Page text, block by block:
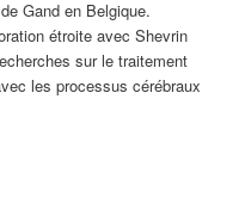
Gand en Belgique.
étroite avec Shevrin
sur le traitement
les processus cérébraux